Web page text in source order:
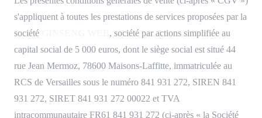
s'appliquent à toutes les prestations de services proposées par la
société
, société par actions simplifiée au
capital social de 5 000 euros, dont le siège social est situé 44
rue Jean Mermoz, 78600 Maisons-Laffitte, immatriculée au
RCS de Versailles sous le numéro 841 931 272, SIREN 841
931 272, SIRET 841 931 272 00022 et TVA
intracommunautaire FR61 841 931 272 (ci-après « la Société